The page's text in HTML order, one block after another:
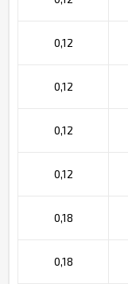
0,12
0,12
0,12
0,12
0,18
0,18